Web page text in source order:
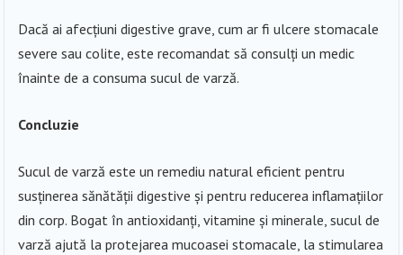
Dacă ai afecțiuni digestive grave, cum ar fi ulcere stomacale
severe sau colite, este recomandat să consulți un medic
înainte de a consuma sucul de varză.
Concluzie
Sucul de varză este un remediu natural eficient pentru
susținerea sănătății digestive și pentru reducerea inflamațiilor
din corp. Bogat în antioxidanți, vitamine și minerale, sucul de
varză ajută la protejarea mucoasei stomacale, la stimularea